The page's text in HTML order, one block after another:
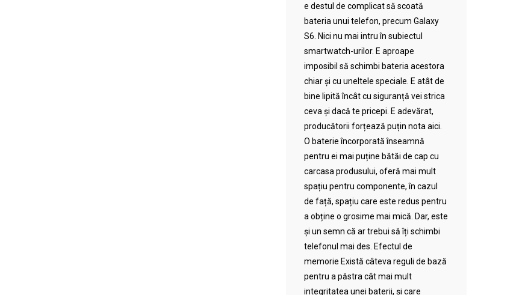
e destul de complicat să scoată
bateria unui telefon, precum Galaxy
S6. Nici nu mai intru în subiectul
smartwatch-urilor. E aproape
imposibil să schimbi bateria acestora
chiar și cu uneltele speciale. E atât de
bine lipită încât cu siguranță vei strica
ceva și dacă te pricepi. E adevărat,
producătorii forțează puțin nota aici.
O baterie încorporată înseamnă
pentru ei mai puține bătăi de cap cu
carcasa produsului, oferă mai mult
spațiu pentru componente, în cazul
de față, spațiu care este redus pentru
a obține o grosime mai mică. Dar, este
și un semn că ar trebui să îți schimbi
telefonul mai des. Efectul de
memorie Există câteva reguli de bază
pentru a păstra cât mai mult
integritatea unei baterii, și care